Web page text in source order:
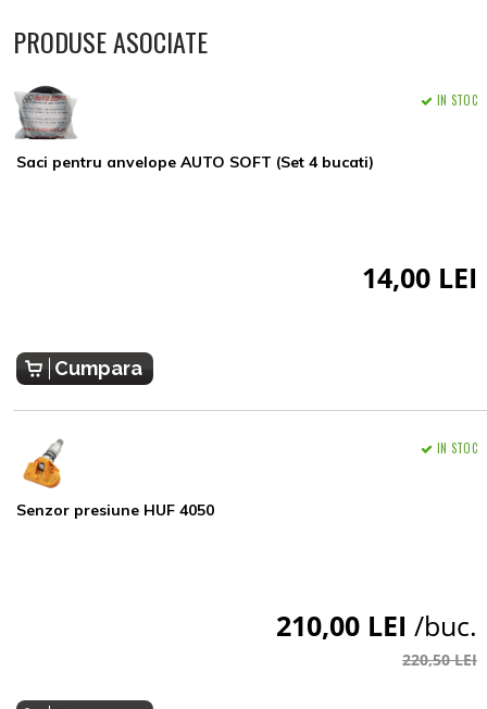
PRODUSE ASOCIATE
Saci pentru anvelope AUTO SOFT (Set 4 bucati)
IN STOC
14,00 LEI
Cumpara
Senzor presiune HUF 4050
IN STOC
210,00 LEI /buc.
220,50 LEI